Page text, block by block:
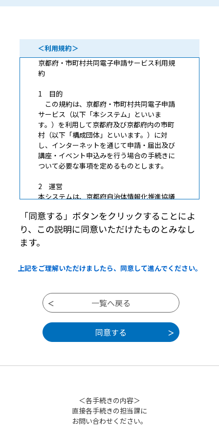
＜利用規約＞
京都府・市町村共同電子申請サービス利用規
約
1 目的
この規約は、京都府・市町村共同電子申請
サービス（以下「本システム」といいま
す。）を利用して京都府及び京都府内の市町
村（以下「構成団体」といいます。）に対
し、インターネットを通じて申請・届出及び
講座・イベント申込みを行う場合の手続きに
ついて必要な事項を定めるものとします。
2 運営
本システムは、京都府自治体情報化推進協議
3 個人情報の保護
用者の情報については、個人情報保護関連法
正に管理するものとします。
本システムを利用して申請・届出等手続を
行うためには、この規約に同意していただく
ことが必要です。このことを前提に、構成団
体は本システムのサービスを提供します。本
システムを御利用された方は、この規約に同
5 利用者ID・パスワード等の登録・変更及び
「同意する」ボタンをクリックすることによ
り、この説明に同意いただけたものとみなし
ます。
上記をご理解いただけましたら、同意して進んでください。
＜各手続きの内容＞
直接各手続きの担当課に
お問い合わせください。